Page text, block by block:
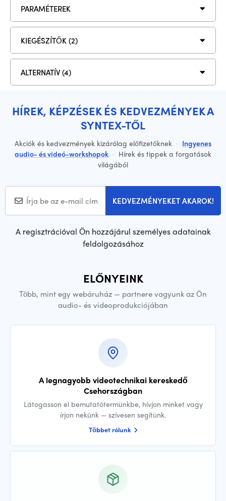
PARAMÉTEREK
KIEGÉSZÍTŐK (2)
ALTERNATÍV (4)
HÍREK, KÉPZÉSEK ÉS KEDVEZMÉNYEK A
SYNTEX-TŐL
Akciók és kedvezmények kizárólag előfizetőknek · Ingyenes
audio- és videó-workshopok · Hírek és tippek a forgatások
világából
KEDVEZMÉNYEKET AKAROK!
A regisztrációval Ön hozzájárul személyes adatainak
feldolgozásához
ELŐNYEINK
Több, mint egy webáruház — partnere vagyunk az Ön
audio- és videoprodukciójában
A legnagyobb videotechnikai kereskedő
Csehországban
Látogasson el bemutatótermünkbe, hívjon minket vagy
írjon nekünk — szívesen segítünk.
Többet rólunk